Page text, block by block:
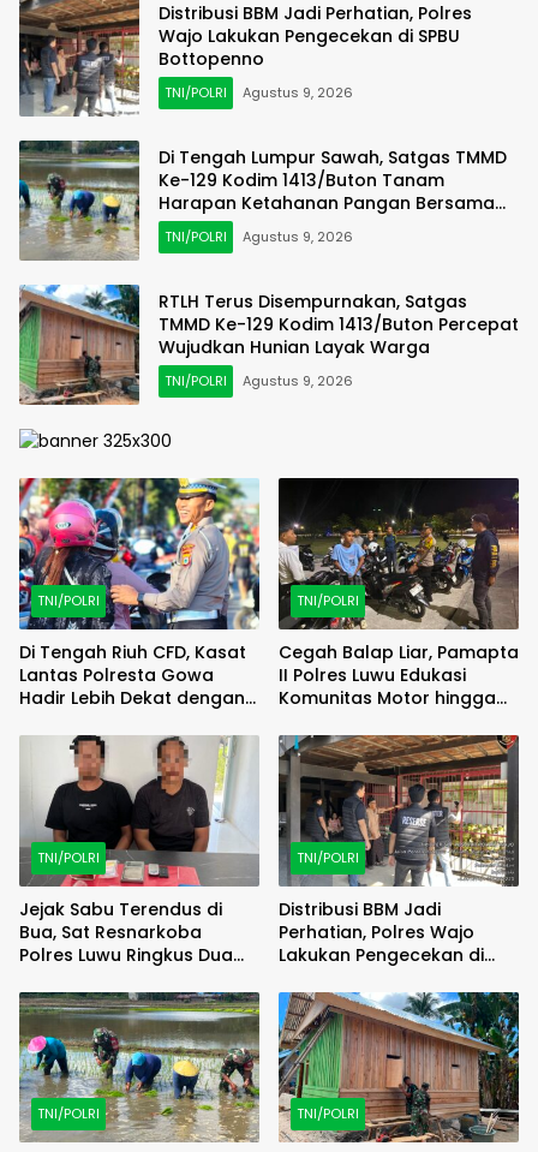
Distribusi BBM Jadi Perhatian, Polres
Wajo Lakukan Pengecekan di SPBU
Bottopenno
TNI/POLRI Agustus 9, 2026
Di Tengah Lumpur Sawah, Satgas TMMD
Ke-129 Kodim 1413/Buton Tanam
Harapan Ketahanan Pangan Bersama
Warga
TNI/POLRI Agustus 9, 2026
RTLH Terus Disempurnakan, Satgas
TMMD Ke-129 Kodim 1413/Buton Percepat
Wujudkan Hunian Layak Warga
TNI/POLRI Agustus 9, 2026
TNI/POLRI
Di Tengah Riuh CFD, Kasat
Lantas Polresta Gowa
Hadir Lebih Dekat dengan
TNI/POLRI
Cegah Balap Liar, Pamapta
II Polres Luwu Edukasi
Komunitas Motor hingga
TNI/POLRI
Jejak Sabu Terendus di
Bua, Sat Resnarkoba
Polres Luwu Ringkus Dua
TNI/POLRI
Distribusi BBM Jadi
Perhatian, Polres Wajo
Lakukan Pengecekan di
TNI/POLRI TNI/POLRI